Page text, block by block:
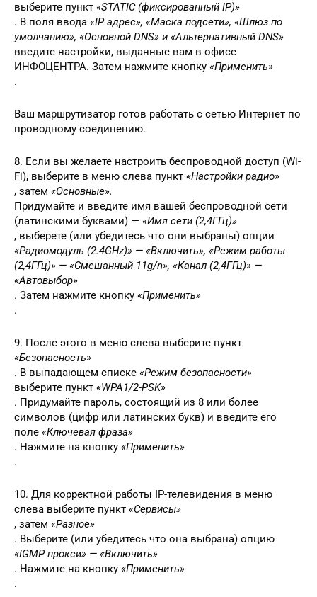
выберите пункт «STATIC (фиксированный IP)»
. В поля ввода «IP адрес», «Маска подсети», «Шлюз по
умолчанию», «Основной DNS» и «Альтернативный DNS»
введите настройки, выданные вам в офисе
ИНФОЦЕНТРА. Затем нажмите кнопку «Применить»
.
Ваш маршрутизатор готов работать с сетью Интернет по
проводному соединению.
8. Если вы желаете настроить беспроводной доступ (Wi-
Fi), выберите в меню слева пункт «Настройки радио»
, затем «Основные».
Придумайте и введите имя вашей беспроводной сети
(латинскими буквами) — «Имя сети (2,4ГГц)»
, выберете (или убедитесь что они выбраны) опции
«Радиомодуль (2.4GHz)» — «Включить», «Режим работы
(2,4ГГц)» — «Смешанный 11g/n», «Канал (2,4ГГц)» —
«Автовыбор»
. Затем нажмите кнопку «Применить»
.
9. После этого в меню слева выберите пункт
«Безопасность»
. В выпадающем списке «Режим безопасности»
выберите пункт «WPA1/2-PSK»
. Придумайте пароль, состоящий из 8 или более
символов (цифр или латинских букв) и введите его
поле «Ключевая фраза»
. Нажмите на кнопку «Применить»
.
10. Для корректной работы IP-телевидения в меню
слева выберите пункт «Сервисы»
, затем «Разное»
. Выберите (или убедитесь что она выбрана) опцию
«IGMP прокси» — «Включить»
. Нажмите на кнопку «Применить»
.